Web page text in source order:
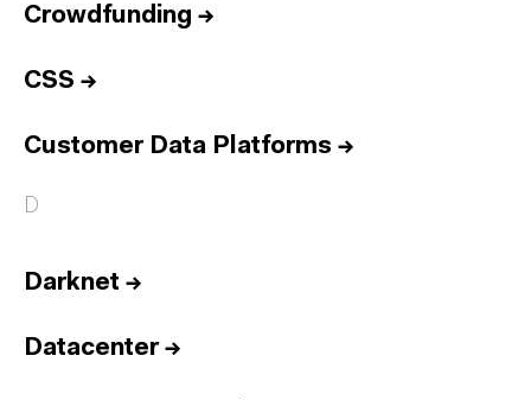
Crowdfunding →
CSS →
Customer Data Platforms →
D
Darknet →
Datacenter→